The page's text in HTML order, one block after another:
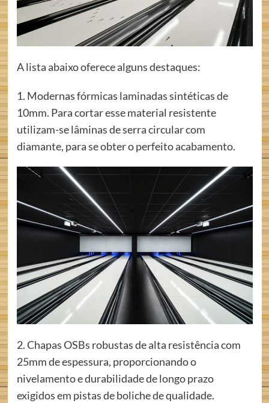
A lista abaixo oferece alguns destaques:
1. Modernas fórmicas laminadas sintéticas de
10mm. Para cortar esse material resistente
utilizam-se lâminas de serra circular com
diamante, para se obter o perfeito acabamento.
2. Chapas OSBs robustas de alta resistência com
25mm de espessura, proporcionando o
nivelamento e durabilidade de longo prazo
exigidos em pistas de boliche de qualidade.